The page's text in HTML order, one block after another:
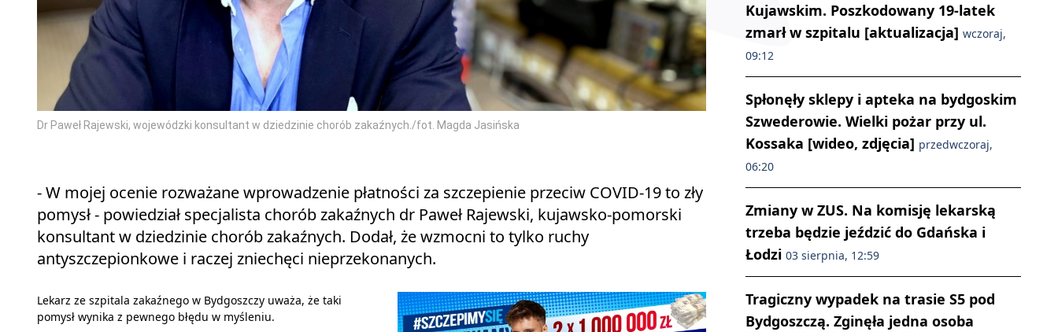
Dr Paweł Rajewski, wojewódzki konsultant w dziedzinie chorób zakaźnych./fot. Magda Jasińska
- W mojej ocenie rozważane wprowadzenie płatności za szczepienie przeciw COVID-19 to zły
pomysł - powiedział specjalista chorób zakaźnych dr Paweł Rajewski, kujawsko-pomorski
konsultant w dziedzinie chorób zakaźnych. Dodał, że wzmocni to tylko ruchy
antyszczepionkowe i raczej zniechęci nieprzekonanych.
Lekarz ze szpitala zakaźnego w Bydgoszczy uważa, że taki
pomysł wynika z pewnego błędu w myśleniu.
Kujawskim. Poszkodowany 19-latek
zmarł w szpitalu [aktualizacja] wczoraj,
09:12
Spłonęły sklepy i apteka na bydgoskim
Szwederowie. Wielki pożar przy ul.
Kossaka [wideo, zdjęcia] przedwczoraj,
06:20
Zmiany w ZUS. Na komisję lekarską
trzeba będzie jeździć do Gdańska i
Łodzi 03 sierpnia, 12:59
Tragiczny wypadek na trasie S5 pod
Bydgoszczą. Zginęła jedna osoba